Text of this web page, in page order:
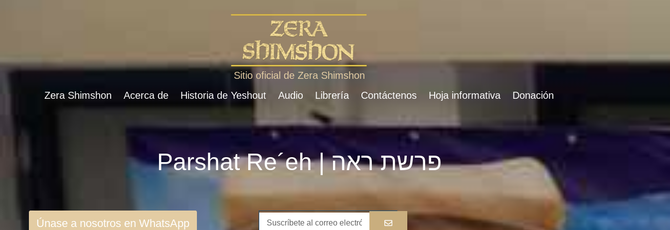
Sitio oficial de Zera Shimshon
Zera Shimshon
Acerca de Historia de Yeshout Audio Librería Contáctenos Hoja informativa Donación
Parshat Re´eh | פרשת ראה
Únase a nosotros en WhatsApp